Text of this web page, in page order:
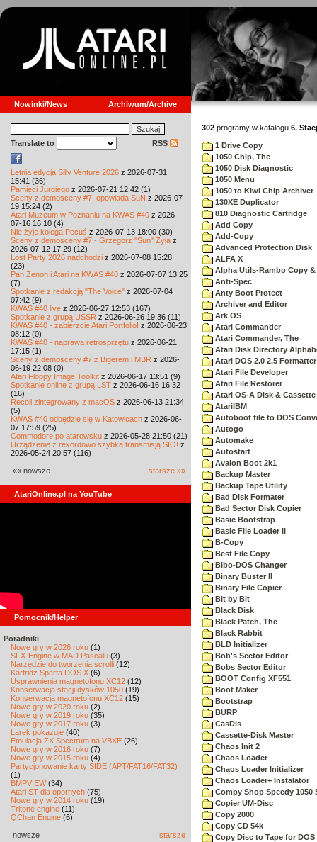
Nowinki/News Archiwum/Archive
Translate to RSS
Letnia edycja Silly Venture 2026 z 2026-07-31
15:41 (36)
Pamięci Jurgiego z 2026-07-21 12:42 (1)
Sceny z demosceny #7: opowiada SuN z 2026-07-
19 15:24 (2)
Atari Muzeum w Poznaniu na KWAS #40 z 2026-
07-16 16:10 (4)
Nie żyje kolega Pecuś z 2026-07-13 18:00 (30)
Sceny z demosceny #7 - Grzegorz "Sun" Żyła z
2026-07-12 17:29 (12)
Lost Party 2026 nadchodzi z 2026-07-08 15:28
(23)
Pan Zenon i Atari na KWAS #40 z 2026-07-07 13:25
(7)
Spotkanie z redakcją "The Voice" z 2026-07-04
07:42 (9)
KWAS #40 live z 2026-06-27 12:53 (167)
Spotkanie z grupą USSR z 2026-06-26 19:36 (11)
KWAS #40 - zabierzcie Atari Portfolio! z 2026-06-23
08:12 (0)
KWAS #40 - naprawa retrosprzętu z 2026-06-21
17:15 (1)
Sceny z demosceny #7 z Bigerem i MBR z 2026-
06-19 22:08 (0)
Atari Floppy Image Toolkit z 2026-06-17 13:51 (9)
Spotkanie online z grupą LST z 2026-06-16 16:32
(16)
Recoil zintegrowany z macOS z 2026-06-13 21:34
(5)
KWAS #40 odbędzie się w Katowicach z 2026-06-
07 17:59 (25)
Commodore po atarowsku z 2026-05-28 21:50 (21)
Urządzenie z rekordowo szybką transmisją SIO! z
2026-05-24 20:57 (116)
«« nowsze starsze »»
AtariOnline.pl na YouTube
Pomocnik/Helper
Poradniki
Nowe gry w 2026 roku (1)
SFX-Engine w MAD Pascalu (3)
Narzędzie do tworzenia scrolli (12)
Kartridż Sparta DOS X (6)
Usprawnienia magnetofonu XC12 (12)
Konserwacja stacji dysków 1050 (19)
Konserwacja magnetofonu XC12 (15)
Nowe gry w 2020 roku (2)
Nowe gry w 2019 roku (35)
Nowe gry w 2017 roku (3)
Larek pokazuje (40)
Emulacja ZX Spectrum na VBXE (26)
Nowe gry w 2016 roku (7)
Nowe gry w 2015 roku (4)
Partycjonowanie karty SIDE (APT/FAT16/FAT32)
(1)
BMPVIEW(34)
Atari ST dla opornych (75)
Nowe gry w 2014 roku (19)
Tritone engine (11)
QChan Engine (6)
nowsze starsze
302 programy w katalogu 6.
1 Drive Copy
1050 Chip, The
1050 Disk Diagnostic
1050 Menu
1050 to Kiwi Chip Archiver
130XE Duplicator
810 Diagnostic Cartridge
Add Copy
Add-Copy
Advanced Protection Disk
ALFA X
Alpha Utils-Rambo Copy
Anti-Spec
Anty Boot Protect
Archiver and Editor
Ark OS
Atari Commander
Atari Commander, The
Atari Disk Directory
Atari DOS 2.0 2.5 Formatter
Atari File Developer
Atari File Restorer
Atari OS-A Disk &
AtariIBM
Autoboot file to DOS
Autogo
Automake
Autostart
Avalon Boot 2k1
Backup Master
Backup Tape Utility
Bad Disk Formater
Bad Sector Disk Copier
Basic Bootstrap
Basic File Loader II
B-Copy
Best File Copy
Bibo-DOS Changer
Binary Buster II
Binary File Copier
Bit by Bit
Black Disk
Black Patch, The
Black Rabbit
BLD Initializer
Bob's Sector Editor
Bobs Sector Editor
BOOT Config XF551
Boot Maker
Bootstrap
BURP
CasDis
Cassette-Disk Master
Chaos Init 2
Chaos Loader
Chaos Loader Initializer
Chaos Loader+ Instalator
Compy Shop Speedy 1050
Copier UM-Disc
Copy 2000
Copy CD 54k
Copy Disc to Tape for DOS